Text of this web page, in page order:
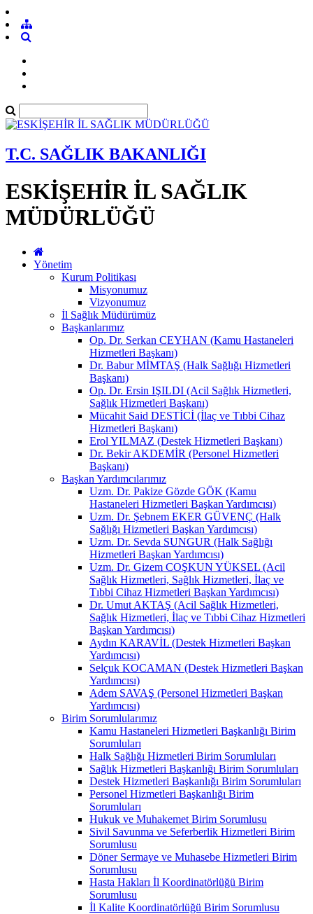
T.C. SAĞLIK BAKANLIĞI
ESKİŞEHİR İL SAĞLIK
MÜDÜRLÜĞÜ
Yönetim
Kurum Politikası
Misyonumuz
Vizyonumuz
İl Sağlık Müdürümüz
Başkanlarımız
Op. Dr. Serkan CEYHAN (Kamu Hastaneleri
Hizmetleri Başkanı)
Dr. Babur MİMTAŞ (Halk Sağlığı Hizmetleri
Başkanı)
Op. Dr. Ersin IŞILDI (Acil Sağlık Hizmetleri,
Sağlık Hizmetleri Başkanı)
Mücahit Said DESTİCİ (İlaç ve Tıbbi Cihaz
Hizmetleri Başkanı)
Erol YILMAZ (Destek Hizmetleri Başkanı)
Dr. Bekir AKDEMİR (Personel Hizmetleri
Başkanı)
Başkan Yardımcılarımız
Uzm. Dr. Pakize Gözde GÖK (Kamu
Hastaneleri Hizmetleri Başkan Yardımcısı)
Uzm. Dr. Şebnem EKER GÜVENÇ (Halk
Sağlığı Hizmetleri Başkan Yardımcısı)
Uzm. Dr. Sevda SUNGUR (Halk Sağlığı
Hizmetleri Başkan Yardımcısı)
Uzm. Dr. Gizem COŞKUN YÜKSEL (Acil
Sağlık Hizmetleri, Sağlık Hizmetleri, İlaç ve
Tıbbi Cihaz Hizmetleri Başkan Yardımcısı)
Dr. Umut AKTAŞ (Acil Sağlık Hizmetleri,
Sağlık Hizmetleri, İlaç ve Tıbbi Cihaz Hizmetleri
Başkan Yardımcısı)
Aydın KARAVİL (Destek Hizmetleri Başkan
Yardımcısı)
Selçuk KOCAMAN (Destek Hizmetleri Başkan
Yardımcısı)
Adem SAVAŞ (Personel Hizmetleri Başkan
Yardımcısı)
Birim Sorumlularımız
Kamu Hastaneleri Hizmetleri Başkanlığı Birim
Sorumluları
Halk Sağlığı Hizmetleri Birim Sorumluları
Sağlık Hizmetleri Başkanlığı Birim Sorumluları
Destek Hizmetleri Başkanlığı Birim Sorumluları
Personel Hizmetleri Başkanlığı Birim
Sorumluları
Hukuk ve Muhakemet Birim Sorumlusu
Sivil Savunma ve Seferberlik Hizmetleri Birim
Sorumlusu
Döner Sermaye ve Muhasebe Hizmetleri Birim
Sorumlusu
Hasta Hakları İl Koordinatörlüğü Birim
Sorumlusu
İl Kalite Koordinatörlüğü Birim Sorumlusu